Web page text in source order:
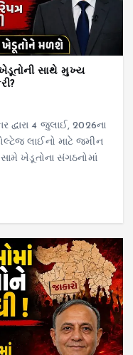
સાથે મુખ્ય
દ્વારા 4 જુલાઈ, 2026ના
લાઈનો માટે જમીન
ખેડૂતોના સંગઠનોમાં